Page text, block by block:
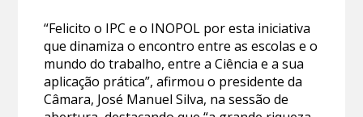
“Felicito o IPC e o INOPOL por esta iniciativa
que dinamiza o encontro entre as escolas e o
mundo do trabalho, entre a Ciência e a sua
aplicação prática”, afirmou o presidente da
Câmara, José Manuel Silva, na sessão de